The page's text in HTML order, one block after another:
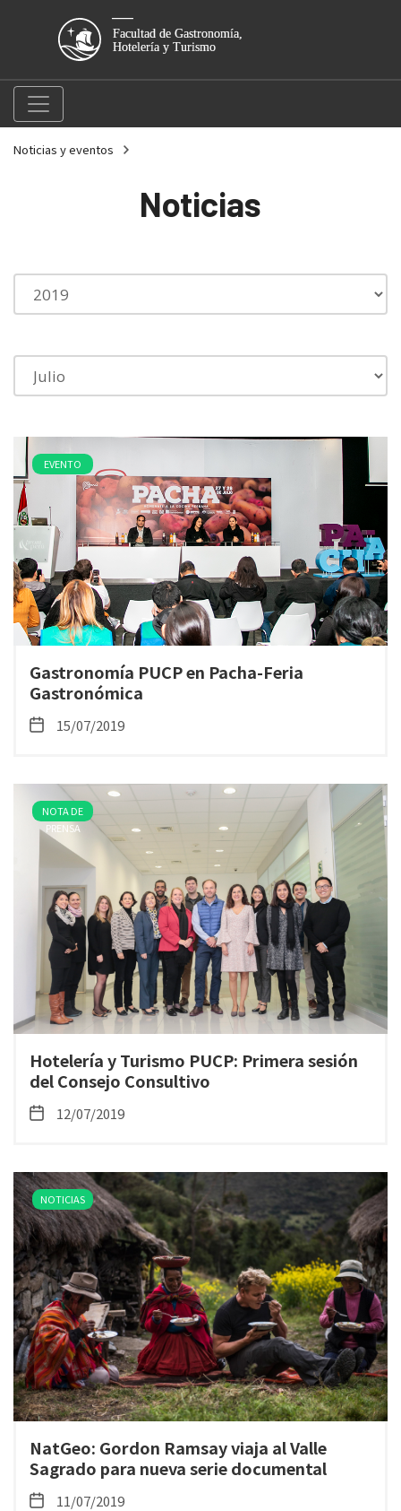
Noticias y eventos
Noticias
EVENTO
Gastronomía PUCP en Pacha-Feria
Gastronómica
15/07/2019
NOTA DE
PRENSA
Hotelería y Turismo PUCP: Primera sesión
del Consejo Consultivo
12/07/2019
NOTICIAS
NatGeo: Gordon Ramsay viaja al Valle
Sagrado para nueva serie documental
11/07/2019